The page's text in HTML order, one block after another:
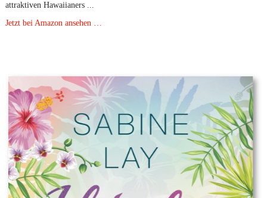
attraktiven Hawaiianers ...
Jetzt bei Amazon ansehen …